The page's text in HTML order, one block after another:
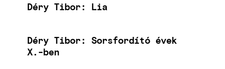
Déry Tibor: Lia
Déry Tibor: Sorsfordító évek
X.-ben